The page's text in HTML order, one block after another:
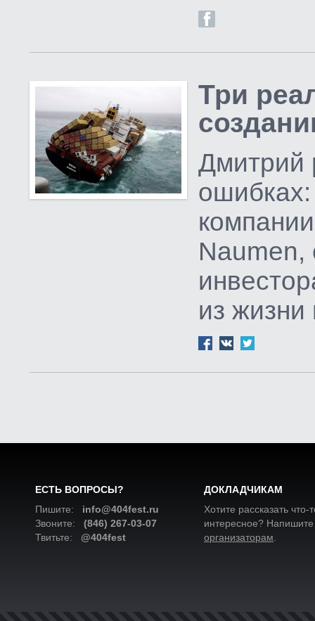
Три
Дмитрий
Naumen,
из
ЕСТЬ ВОПРОСЫ?
Пишите: info@404fest.ru
Звоните: (846) 267-03-07
Твитьте: @404fest
ДОКЛАДЧИКАМ
Хотите рассказать что-
интересное?
организаторам